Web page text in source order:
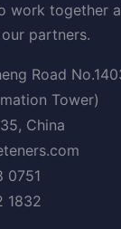
work together
partners.
Road
Tower)
China
0751
1832